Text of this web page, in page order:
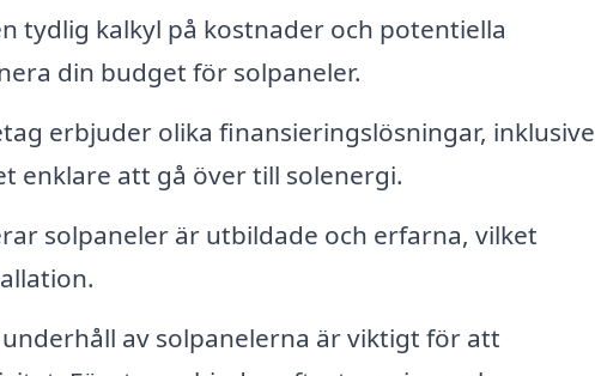
tydlig kalkyl på kostnader och potentiella
din budget för solpaneler.
erbjuder olika finansieringslösningar, inklusive
enklare att gå över till solenergi.
solpaneler är utbildade och erfarna, vilket
av solpanelerna är viktigt för att